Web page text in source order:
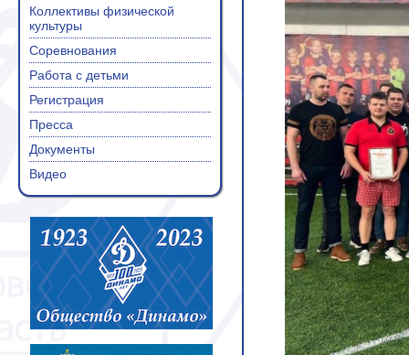
Коллективы физической
культуры
Соревнования
Работа с детьми
Регистрация
Пресса
Документы
Видео